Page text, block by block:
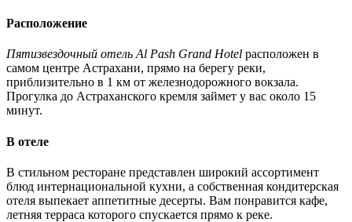
Расположение
Пятизвездочный отель Al Pash Grand Hotel расположен в
самом центре Астрахани, прямо на берегу реки,
приблизительно в 1 км от железнодорожного вокзала.
Прогулка до Астраханского кремля займет у вас около 15
минут.
В отеле
В стильном ресторане представлен широкий ассортимент
блюд интернациональной кухни, а собственная кондитерская
отеля выпекает аппетитные десерты. Вам понравится кафе,
летняя терраса которого спускается прямо к реке.